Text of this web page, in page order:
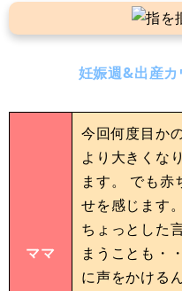
妊娠週&出産
ママ
今回何度目か
より大きくな
ます。 でも赤
せを感じます
ちょっとした
まうことも・
に声をかける